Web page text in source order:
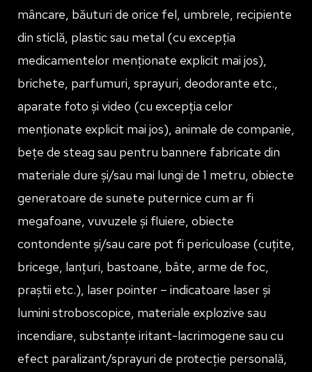
mâncare, băuturi de orice fel, umbrele, recipiente
din sticlă, plastic sau metal (cu excepția
medicamentelor menționate explicit mai jos),
brichete, parfumuri, sprayuri, deodorante etc.,
aparate foto și video (cu excepția celor
menționate explicit mai jos), animale de companie,
bețe de steag sau pentru bannere fabricate din
materiale dure și/sau mai lungi de 1 metru, obiecte
generatoare de sunete puternice cum ar fi
megafoane, vuvuzele și fluiere, obiecte
contondente și/sau care pot fi periculoase (cuțite,
bricege, lanțuri, bastoane, bâte, arme de foc,
praștii etc.), laser pointer – indicatoare laser și
lumini stroboscopice, materiale explozive sau
incendiare, substanțe iritant-lacrimogene sau cu
efect paralizant/sprayuri de protecție personală,